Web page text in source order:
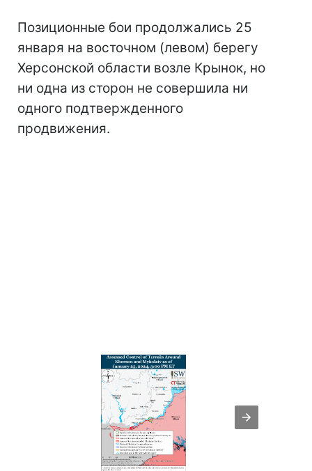
Позиционные бои продолжались 25
января на восточном (левом) берегу
Херсонской области возле Крынок, но
ни одна из сторон не совершила ни
одного подтвержденного
продвижения.